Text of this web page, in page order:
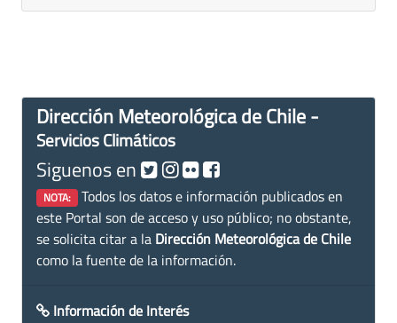
Dirección Meteorológica de Chile -
Servicios Climáticos
Siguenos en
NOTA: Todos los datos e información publicados en
este Portal son de acceso y uso público; no obstante,
se solicita citar a la Dirección Meteorológica de Chile
como la fuente de la información.
Información de Interés